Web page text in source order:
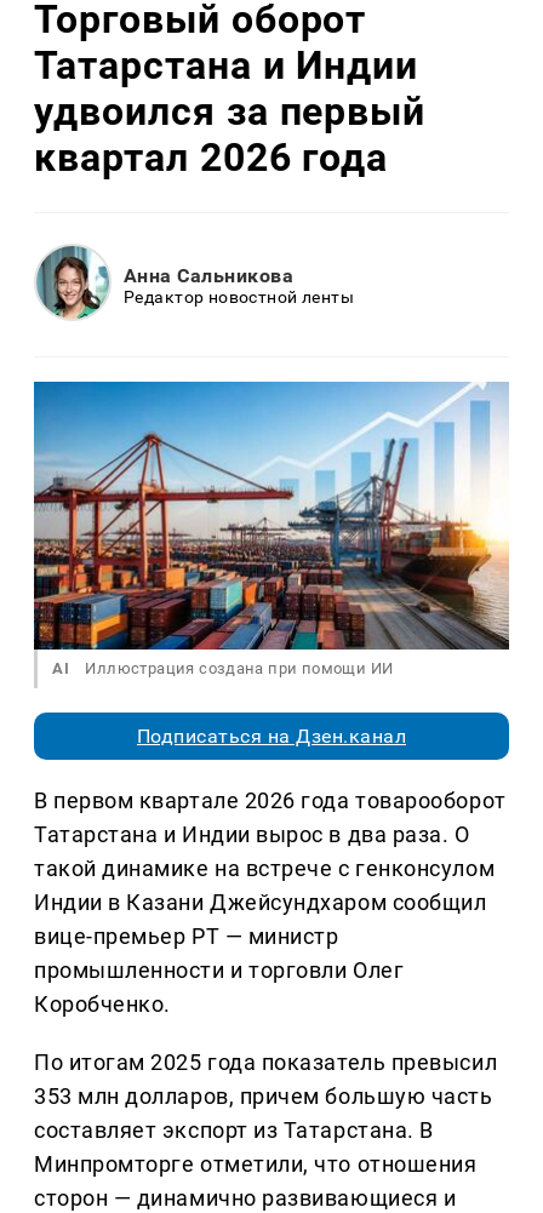
Торговый оборот
Татарстана и Индии
удвоился за первый
квартал 2026 года
Анна Сальникова
Редактор новостной ленты
AI Иллюстрация создана при помощи ИИ
Подписаться на Дзен.канал
В первом квартале 2026 года товарооборот
Татарстана и Индии вырос в два раза. О
такой динамике на встрече с генконсулом
Индии в Казани Джейсундхаром сообщил
вице-премьер РТ — министр
промышленности и торговли Олег
Коробченко.
По итогам 2025 года показатель превысил
353 млн долларов, причем большую часть
составляет экспорт из Татарстана. В
Минпромторге отметили, что отношения
сторон — динамично развивающиеся и